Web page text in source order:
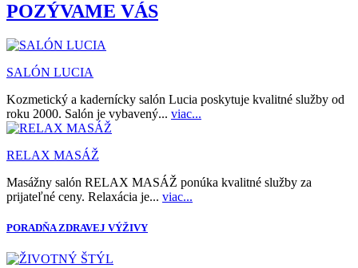
POZÝVAME VÁS
SALÓN LUCIA
Kozmetický a kadernícky salón Lucia poskytuje kvalitné služby od
roku 2000. Salón je vybavený... viac...
RELAX MASÁŽ
Masážny salón RELAX MASÁŽ ponúka kvalitné služby za
prijateľné ceny. Relaxácia je... viac...
PORADŇA ZDRAVEJ VÝŽIVY